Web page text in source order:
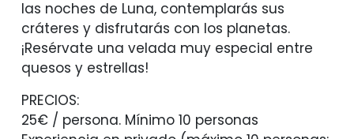
las noches de Luna, contemplarás sus
cráteres y disfrutarás con los planetas.
¡Resérvate una velada muy especial entre
quesos y estrellas!
PRECIOS:
25€ / persona. Mínimo 10 personas